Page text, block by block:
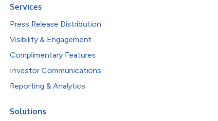
Services
Press Release Distribution
Visibility & Engagement
Complimentary Features
Investor Communications
Reporting & Analytics
Solutions